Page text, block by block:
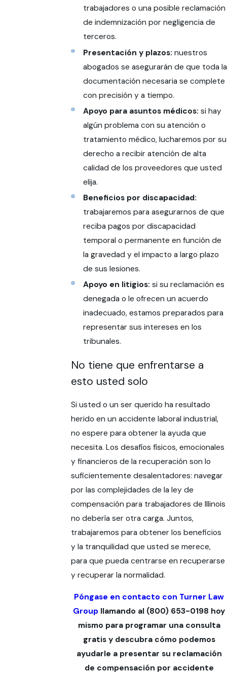
trabajadores o una posible reclamación
de indemnización por negligencia de
terceros.
Presentación y plazos: nuestros
abogados se asegurarán de que toda la
documentación necesaria se complete
con precisión y a tiempo.
Apoyo para asuntos médicos: si hay
algún problema con su atención o
tratamiento médico, lucharemos por su
derecho a recibir atención de alta
calidad de los proveedores que usted
elija.
Beneficios por discapacidad:
trabajaremos para asegurarnos de que
reciba pagos por discapacidad
temporal o permanente en función de
la gravedad y el impacto a largo plazo
de sus lesiones.
Apoyo en litigios: si su reclamación es
denegada o le ofrecen un acuerdo
inadecuado, estamos preparados para
representar sus intereses en los
tribunales.
No tiene que enfrentarse a
esto usted solo
Si usted o un ser querido ha resultado
herido en un accidente laboral industrial,
no espere para obtener la ayuda que
necesita. Los desafíos físicos, emocionales
y financieros de la recuperación son lo
suficientemente desalentadores: navegar
por las complejidades de la ley de
compensación para trabajadores de Illinois
no debería ser otra carga. Juntos,
trabajaremos para obtener los beneficios
y la tranquilidad que usted se merece,
para que pueda centrarse en recuperarse
y recuperar la normalidad.
Póngase en contacto con Turner Law
Group llamando al (800) 653-0198 hoy
mismo para programar una consulta
gratis y descubra cómo podemos
ayudarle a presentar su reclamación
de compensación por accidente